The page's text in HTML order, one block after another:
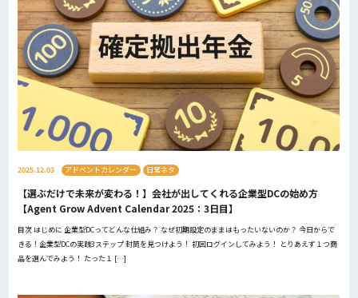
2025.12.03 アドベントカレンダー 日常ネタ
【選ぶだけで未来が変わる！】会社が出してくれる企業型DCの始め方
【Agent Grow Advent Calendar 2025：3日目】
目次 はじめに 企業型DCってどんな仕組み？ なぜ初期設定のままはもったいないのか？ 今日からで
きる！企業型DCの実践3ステップ 封筒を見つけよう！ 初回ログインしてみよう！ とりあえず１つ商
品を選んでみよう！ たった１ […]